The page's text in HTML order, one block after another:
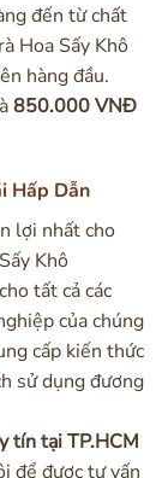
đến từ chất
Hoa Sấy Khô
hàng đầu.
850.000 VNĐ
Hấp Dẫn
lợi nhất cho
Khô
tất cả các
của chúng
cấp kiến thức
sử dụng đương
tín tại TP.HCM
để được tư vấn